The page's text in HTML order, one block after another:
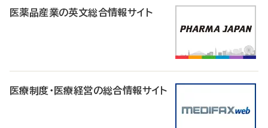
医薬品産業の英文総合情報サイト
医療制度・医療経営の総合情報サイト